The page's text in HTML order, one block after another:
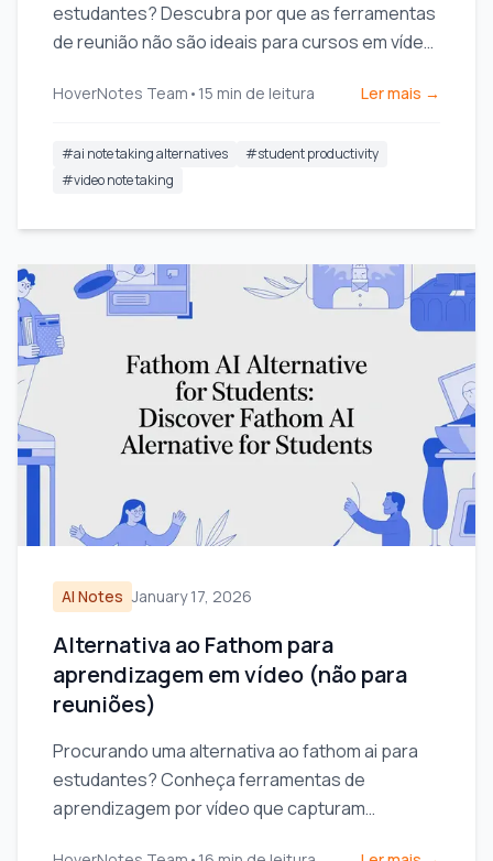
estudantes? Descubra por que as ferramentas
de reunião não são ideais para cursos em vídeo
criado para o aprendizado.
HoverNotes Team • 15 min de leitura Ler mais →
#ai note taking alternatives #student productivity
#video note taking
AI Notes January 17, 2026
Alternativa ao Fathom para
aprendizagem em vídeo (não para
reuniões)
Procurando uma alternativa ao fathom ai para
estudantes? Conheça ferramentas de
aprendizagem por vídeo que capturam